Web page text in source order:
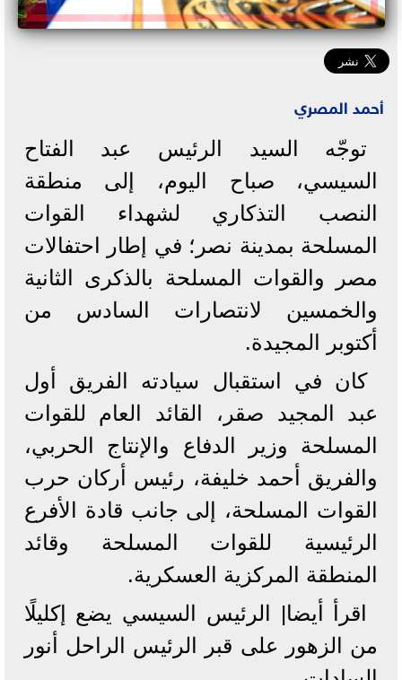
أحمد المصري
توجّه السيد الرئيس عبد الفتاح
السيسي، صباح اليوم، إلى منطقة
النصب التذكاري لشهداء القوات
المسلحة بمدينة نصر؛ في إطار احتفالات
مصر والقوات المسلحة بالذكرى الثانية
والخمسين لانتصارات السادس من
أكتوبر المجيدة.
كان في استقبال سيادته الفريق أول
عبد المجيد صقر، القائد العام للقوات
المسلحة وزير الدفاع والإنتاج الحربي،
والفريق أحمد خليفة، رئيس أركان حرب
القوات المسلحة، إلى جانب قادة الأفرع
الرئيسية للقوات المسلحة وقائد
المنطقة المركزية العسكرية.
اقرأ أيضا| الرئيس السيسي يضع إكليلًا
من الزهور على قبر الرئيس الراحل أنور